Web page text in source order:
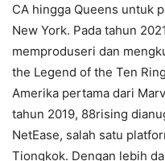
CA hingga Queens untuk
New York. Pada tahun
memproduseri dan
the Legend of the Ten
Amerika pertama dari
tahun 2019, 88rising
NetEase, salah satu
Tiongkok. Dengan lebih